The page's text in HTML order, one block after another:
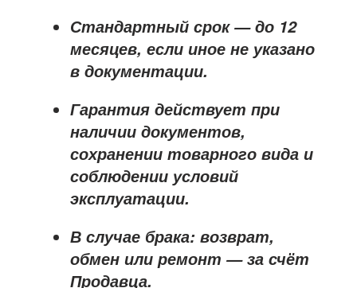
Стандартный срок — до 12
месяцев, если иное не указано
в документации.
Гарантия действует при
наличии документов,
сохранении товарного вида и
соблюдении условий
эксплуатации.
В случае брака: возврат,
обмен или ремонт —за счёт
Продавца.